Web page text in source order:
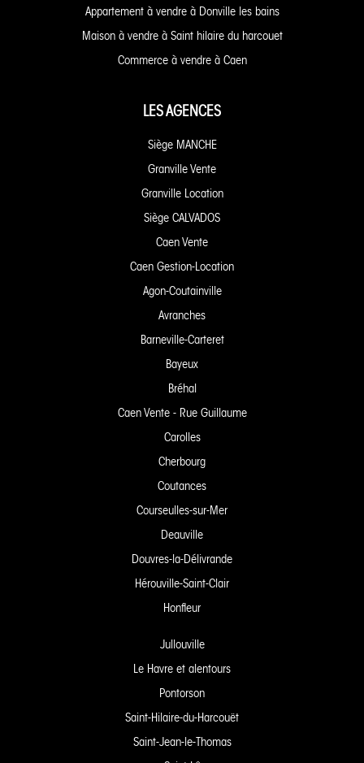
Appartement à vendre à Donville les bains
Maison à vendre à Saint hilaire du harcouet
Commerce à vendre à Caen
LES AGENCES
Siège MANCHE
Granville Vente
Granville Location
Siège CALVADOS
Caen Vente
Caen Gestion-Location
Agon-Coutainville
Avranches
Barneville-Carteret
Bayeux
Bréhal
Caen Vente - Rue Guillaume
Carolles
Cherbourg
Coutances
Courseulles-sur-Mer
Deauville
Douvres-la-Délivrande
Hérouville-Saint-Clair
Honfleur
Jullouville
Le Havre et alentours
Pontorson
Saint-Hilaire-du-Harcouët
Saint-Jean-le-Thomas